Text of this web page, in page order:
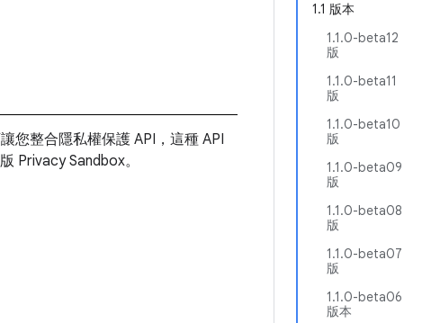
1.1 版本
1.1.0-beta12
版
1.1.0-beta11
版
1.1.0-beta10
版
1.1.0-beta09
版
1.1.0-beta08
版
1.1.0-beta07
版
1.1.0-beta06
版本
您整合隱私權保護 API，這種 API
Privacy Sandbox。